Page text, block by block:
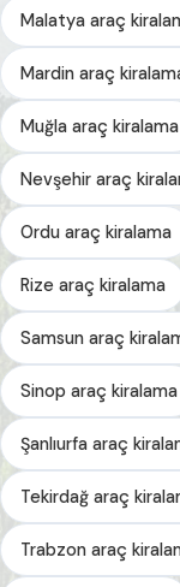
Malatya araç
Mardin araç
Muğla araç kiralama
Nevşehir araç
Ordu araç kiralama
Rize araç kiralama
Samsun araç
Sinop araç kiralama
Şanlıurfa araç
Tekirdağ araç
Trabzon araç